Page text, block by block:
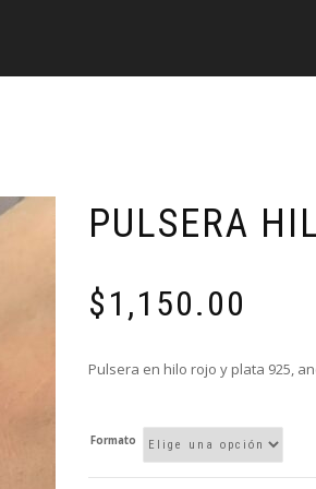
PULSERA
$1,150.00
Pulsera en hilo rojo y plata 925,
Formato